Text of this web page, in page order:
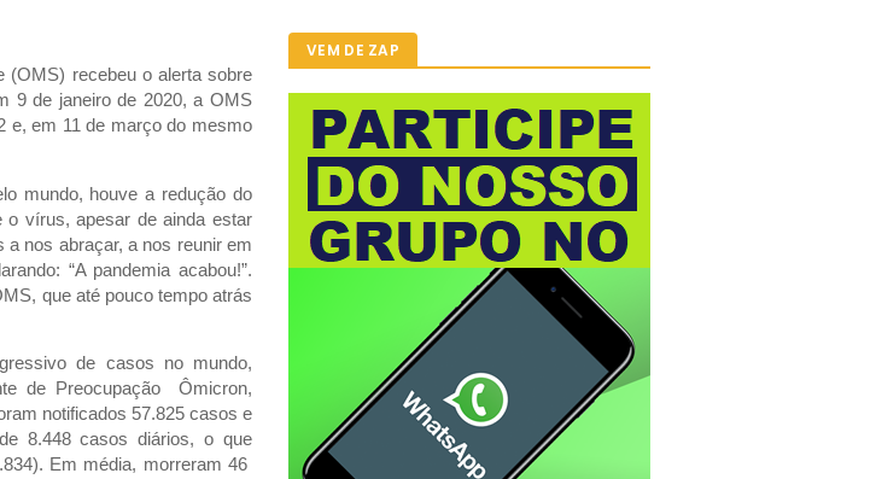
(OMS) recebeu o alerta sobre
9 de janeiro de 2020, a OMS
e, em 11 de março do mesmo
mundo, houve a redução do
vírus, apesar de ainda estar
nos abraçar, a nos reunir em
“A pandemia acabou!”.
que até pouco tempo atrás
de casos no mundo,
de Preocupação Ômicron,
notificados 57.825 casos e
8.448 casos diários, o que
Em média, morreram 46
VEM DE ZAP